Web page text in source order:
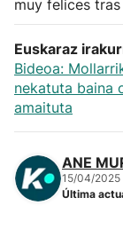
Atletismo
Carreras de
"Helmuga"
muy felices
Euskaraz
Bideoa:
nekatuta baina
amaituta
ANE
15/04/2025
Última